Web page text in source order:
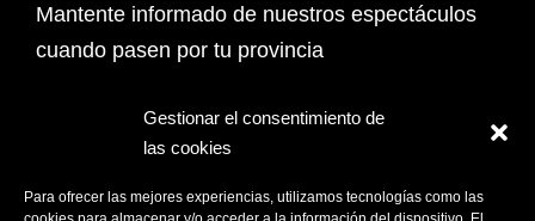
Gestionar el consentimiento de
las cookies
Para ofrecer las mejores experiencias, utilizamos tecnologías como las
Mantente informado de nuestros espectáculos
cuando pasen por tu provincia
Email Address*
PROVINCIA